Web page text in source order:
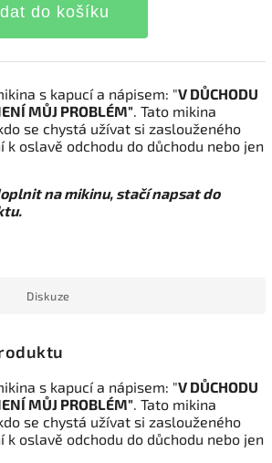
do košíku
s kapucí a nápisem: "V DŮCHODU
MŮJ PROBLÉM". Tato mikina
se chystá užívat si zaslouženého
k oslavě odchodu do důchodu nebo jen
na mikinu, stačí napsat do
Diskuze
s kapucí a nápisem: "V DŮCHODU
MŮJ PROBLÉM". Tato mikina
se chystá užívat si zaslouženého
k oslavě odchodu do důchodu nebo jen